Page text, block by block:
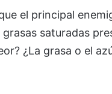
el principal
saturadas
¿La grasa o el